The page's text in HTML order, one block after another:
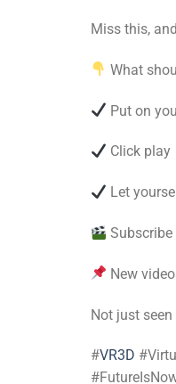
Miss this,
What
Put on
Click play
Let
New
Not just
#VR3D